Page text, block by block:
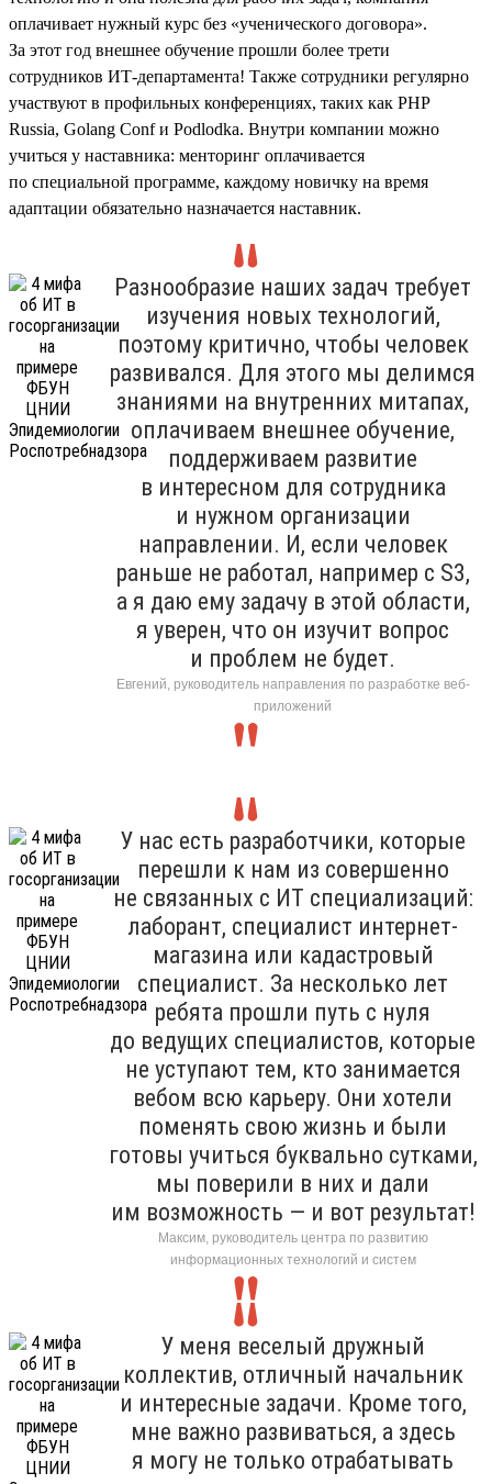
оплачивает нужный курс без «ученического договора».
За этот год внешнее обучение прошли более трети
сотрудников ИТ-департамента! Также сотрудники регулярно
участвуют в профильных конференциях, таких как PHP
Russia, Golang Conf и Podlodka. Внутри компании можно
учиться у наставника: менторинг оплачивается
по специальной программе, каждому новичку на время
адаптации обязательно назначается наставник.
Разнообразие наших задач требует
изучения новых технологий,
поэтому критично, чтобы человек
развивался. Для этого мы делимся
знаниями на внутренних митапах,
оплачиваем внешнее обучение,
поддерживаем развитие
в интересном для сотрудника
и нужном организации
направлении. И, если человек
раньше не работал, например с S3,
а я даю ему задачу в этой области,
я уверен, что он изучит вопрос
и проблем не будет.
Евгений, руководитель направления по разработке веб-
приложений
У нас есть разработчики, которые
перешли к нам из совершенно
не связанных с ИТ специализаций:
лаборант, специалист интернет-
магазина или кадастровый
специалист. За несколько лет
ребята прошли путь с нуля
до ведущих специалистов, которые
не уступают тем, кто занимается
вебом всю карьеру. Они хотели
поменять свою жизнь и были
готовы учиться буквально сутками,
мы поверили в них и дали
им возможность — и вот результат!
Максим, руководитель центра по развитию
информационных технологий и систем
У меня веселый дружный
коллектив, отличный начальник
и интересные задачи. Кроме того,
мне важно развиваться, а здесь
я могу не только отрабатывать